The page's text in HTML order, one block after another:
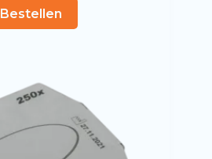
Bestellen